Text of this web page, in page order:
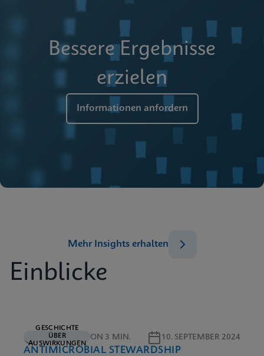
Bessere Ergebnisse
erzielen
Informationen anfordern
Einblicke
Mehr Insights erhalten
GESCHICHTE
ÜBER
AUSWIRKUNGEN
LESEDAUER VON 3 MIN. 10. SEPTEMBER 2024
ANTIMICROBIAL STEWARDSHIP